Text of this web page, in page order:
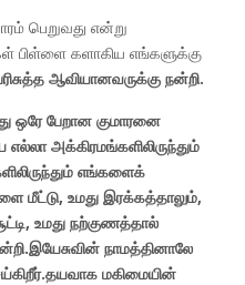
பெறுவது என்று
பிள்ளை களாகிய எங்களுக்கு
ஆவியானவருக்கு நன்றி.
ஒரே பேறான குமாரனை
அக்கிரமங்களிலிருந்தும்
எங்களைக்
மீட்டு, உமது இரக்கத்தாலும்,
உமது நற்குணத்தால்
நாமத்தினாலே
மகிமையின்